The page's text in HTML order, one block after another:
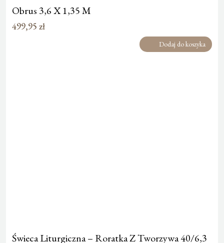
Obrus 3,6 X 1,35 M
499,95 zł
Dodaj do koszyka
Świeca Liturgiczna – Roratka Z Tworzywa 40/6,3